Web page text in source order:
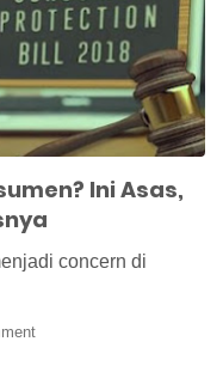
Ini Asas,
concern di